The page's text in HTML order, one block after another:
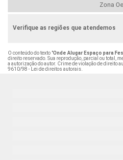
Zona
Verifique as regiões que atendemos
O conteúdo do texto "Onde Alugar Espaço para
direito reservado. Sua reprodução, parcial ou total,
a autorização do autor. Crime de violação de direito
9610/98 - Lei de direitos autorais